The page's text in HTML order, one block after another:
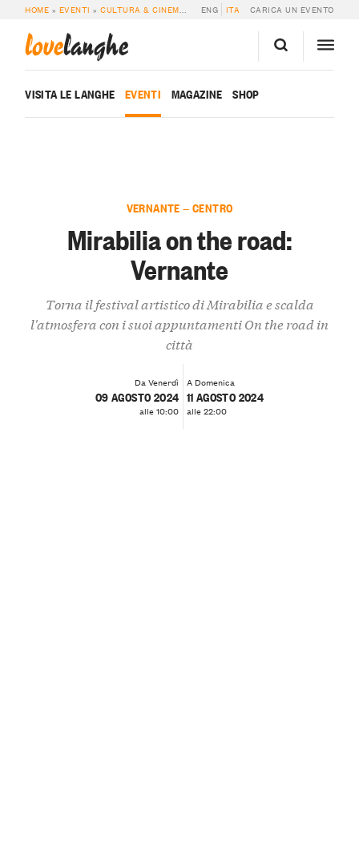
HOME » EVENTI »CULTURA & CINEMA » MIRABILIA ON THE ROAD: VERNANTE
ENG ITA CARICA UN EVENTO
lovelanghe
VISITA LE LANGHE EVENTI MAGAZINE SHOP
VERNANTE — CENTRO
Mirabilia on the road:
Vernante
Torna il festival artistico di Mirabilia e scalda
l'atmosfera con i suoi appuntamenti On the road in
città
Da Venerdì
09 AGOSTO 2024
alle 10:00
A Domenica
11 AGOSTO 2024
alle 22:00